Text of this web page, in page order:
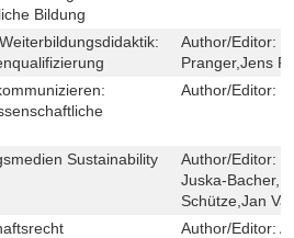
Bildung
Author/Editor:
Pranger,Jens
Author/Editor:
Sustainability
Author/Editor:
Juska-
Schütze,Jan
Author/Editor: